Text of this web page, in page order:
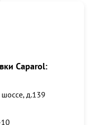
Caparol:
шоссе, д.139